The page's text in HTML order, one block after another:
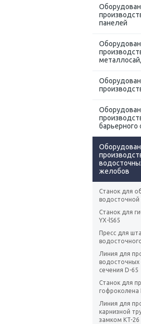
панелей
барьерного
желобов
Станок для
водосточной
Станок для
YX-lS65
Пресс для
Линия для
водосточных
сечения D-65
Станок для
гофроколена
Линия для
карнизной
замком KT-26